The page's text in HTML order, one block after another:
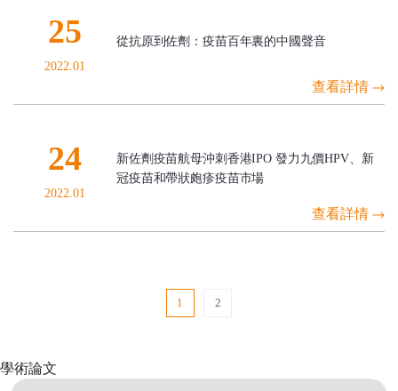
25
2022.01
從抗原到佐劑：疫苗百年裏的中國聲音
查看詳情
24
2022.01
新佐劑疫苗航母沖刺香港IPO 發力九價HPV、新
冠疫苗和帶狀皰疹疫苗市場
查看詳情
1 2
學術論文